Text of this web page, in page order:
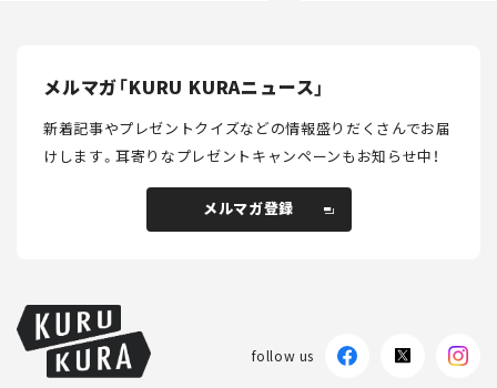
メルマガ「KURU KURAニュース」
新着記事やプレゼントクイズなどの情報盛りだくさんでお届
けします。耳寄りなプレゼントキャンペーンもお知らせ中！
メルマガ登録
follow us